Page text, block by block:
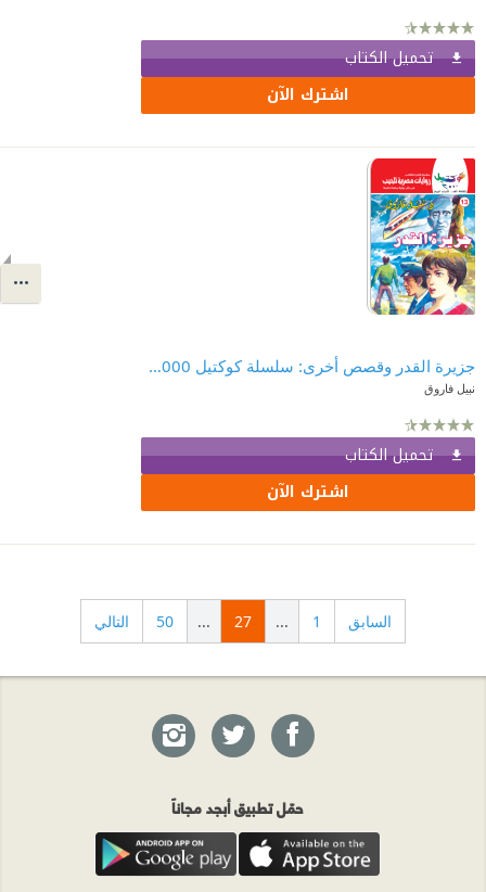
تحميل الكتاب
اشترك الآن
جزيرة القدر وقصص أخرى: سلسلة كوكتيل 2000 (13)
نبيل فاروق
تحميل الكتاب
اشترك الآن
السابق 1
...
27
...
50 التالي
حمّل تطبيق أبجد مجاناً